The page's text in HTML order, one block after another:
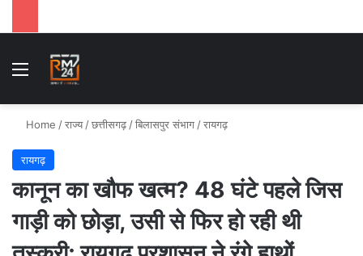
Menu
Home /राज्य /छत्तीसगढ़ /बिलासपुर संभाग /रायगढ़
रायगढ़
कानून का खौफ खत्म? 48 घंटे पहले जिस
गाड़ी को छोड़ा, उसी से फिर हो रही थी